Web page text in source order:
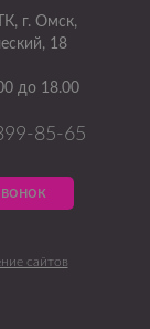
, г. Омск,
18
до 18.00
85-65
сайтов